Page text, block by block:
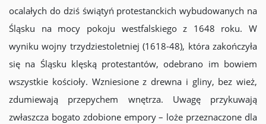
ocalałych do dziś świątyń protestanckich wybudowanych na
Śląsku na mocy pokoju westfalskiego z 1648 roku. W
wyniku wojny trzydziestoletniej (1618-48), która zakończyła
się na Śląsku klęską protestantów, odebrano im bowiem
wszystkie kościoły. Wzniesione z drewna i gliny, bez wież,
zdumiewają przepychem wnętrza. Uwagę przykuwają
zwłaszcza bogato zdobione empory – loże przeznaczone dla